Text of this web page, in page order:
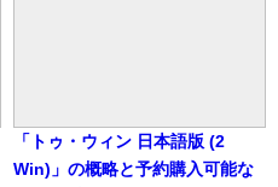
「トゥ・ウィン 日本語版 (2
Win)」の概略と予約購入可能な